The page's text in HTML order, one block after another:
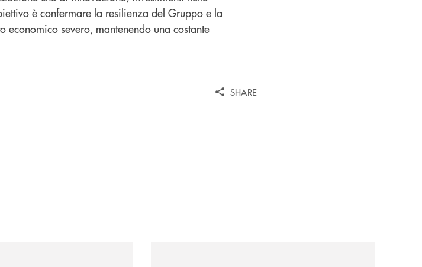
è confermare la resilienza del Gruppo e la
severo, mantenendo una costante
SHARE